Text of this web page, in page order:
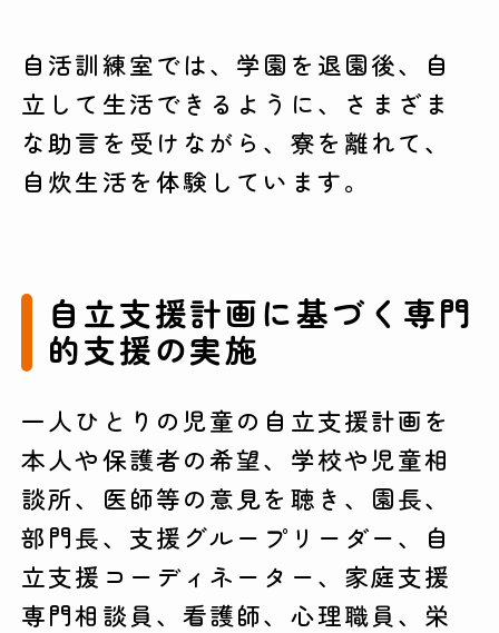
自活訓練室では、学園を退園後、自
立して生活できるように、さまざま
な助言を受けながら、寮を離れて、
自炊生活を体験しています。
自立支援計画に基づく専門
的支援の実施
一人ひとりの児童の自立支援計画を
本人や保護者の希望、学校や児童相
談所、医師等の意見を聴き、園長、
部門長、支援グループリーダー、自
立支援コーディネーター、家庭支援
専門相談員、看護師、心理職員、栄